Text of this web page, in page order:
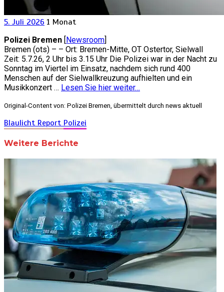
5. Juli 2026 1 Monat
Polizei Bremen [Newsroom]
Bremen (ots) – – Ort: Bremen-Mitte, OT Ostertor, Sielwall
Zeit: 5.7.26, 2 Uhr bis 3.15 Uhr Die Polizei war in der Nacht zu
Sonntag im Viertel im Einsatz, nachdem sich rund 400
Menschen auf der Sielwallkreuzung aufhielten und ein
Musikkonzert … Lesen Sie hier weiter…
Original-Content von: Polizei Bremen, übermittelt durch news aktuell
Blaulicht Report Polizei
Weitere Berichte